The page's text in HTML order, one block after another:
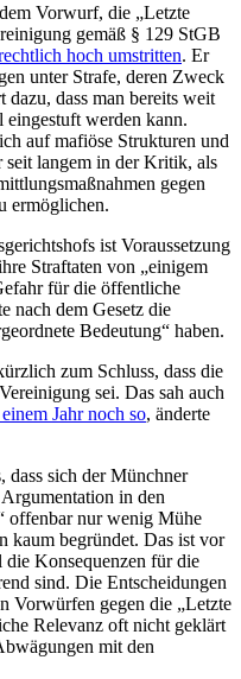
Vorwurf, die „Letzte
gemäß § 129 StGB
hoch umstritten. Er
unter Strafe, deren Zweck
dazu, dass man bereits weit
werden kann.
auf mafiöse Strukturen und
seit langem in der Kritik, als
gegen
ermöglichen.
ist Voraussetzung
Straftaten von „einigem
für die öffentliche
nach dem Gesetz die
Bedeutung“ haben.
zum Schluss, dass die
sei. Das sah auch
Jahr noch so, änderte
dass sich der Münchner
in den
offenbar nur wenig Mühe
kaum begründet. Das ist vor
Konsequenzen für die
sind. Die Entscheidungen
Vorwürfen gegen die „Letzte
Relevanz oft nicht geklärt
mit den